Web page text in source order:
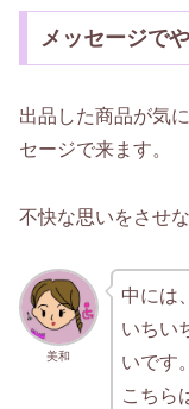
メッセージで
出品した商品が気
セージで来ます。
不快な思いをさせ
美和
中には
いちい
いです。
こちら